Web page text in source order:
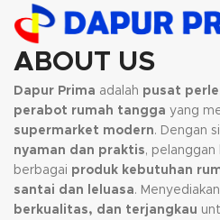
ABOUT US
Dapur Prima adalah pusat
perabot rumah tangga yang
supermarket modern. Dengan
nyaman dan praktis, pelanggan
berbagai produk kebutuhan
santai dan leluasa. Menyediakan
berkualitas, dan terjangkau